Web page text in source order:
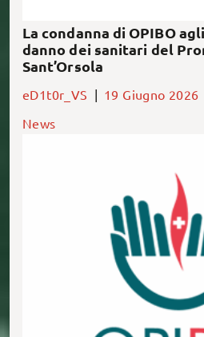
La condanna di OPIBO
danno dei sanitari del
Sant’Orsola
eD1t0r_VS | 19 Giugno 2026
News
In relazione alla
procedimento di primo
di Bologna riguardante i